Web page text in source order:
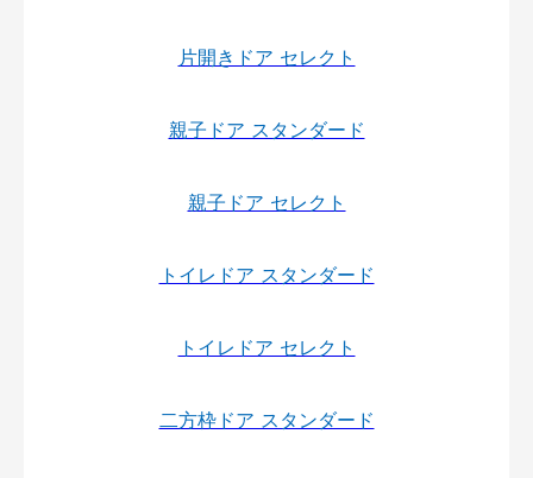
片開きドア セレクト
親子ドア スタンダード
親子ドア セレクト
トイレドア スタンダード
トイレドア セレクト
二方枠ドア スタンダード